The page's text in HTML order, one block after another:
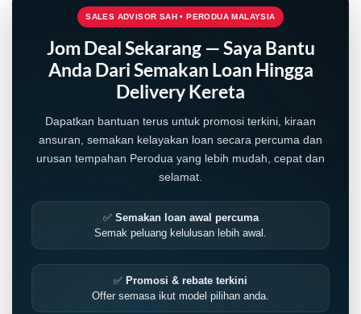
SALES ADVISOR SAH • PERODUA MALAYSIA
Jom Deal Sekarang — Saya Bantu
Anda Dari Semakan Loan Hingga
Delivery Kereta
Dapatkan bantuan terus untuk promosi terkini, kiraan
ansuran, semakan kelayakan loan secara percuma dan
urusan tempahan Perodua yang lebih mudah, cepat dan
selamat.
✅ Semakan loan awal percuma
Semak peluang kelulusan lebih awal.
✅ Promosi & rebate terkini
Offer semasa ikut model pilihan anda.